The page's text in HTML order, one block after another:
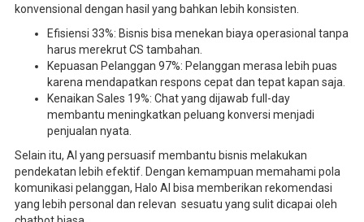
konvensional dengan hasil yang bahkan lebih konsisten.
Efisiensi 33%: Bisnis bisa menekan biaya operasional tanpa
harus merekrut CS tambahan.
Kepuasan Pelanggan 97%: Pelanggan merasa lebih puas
karena mendapatkan respons cepat dan tepat kapan saja.
Kenaikan Sales 19%: Chat yang dijawab full-day
membantu meningkatkan peluang konversi menjadi
penjualan nyata.
Selain itu, AI yang persuasif membantu bisnis melakukan
pendekatan lebih efektif. Dengan kemampuan memahami pola
komunikasi pelanggan, Halo AI bisa memberikan rekomendasi
yang lebih personal dan relevan sesuatu yang sulit dicapai oleh